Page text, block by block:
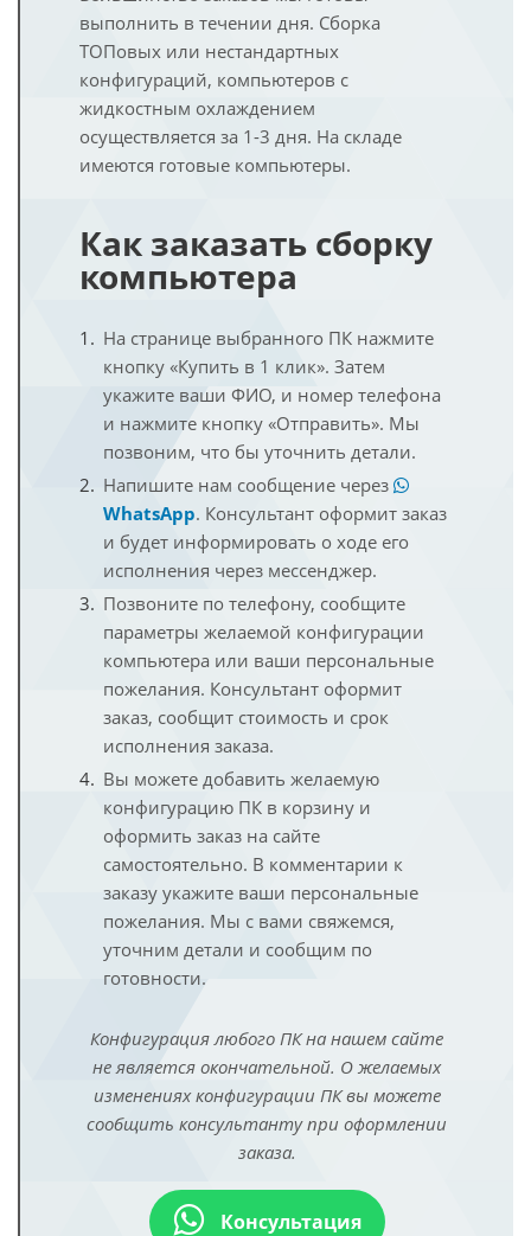
выполнить в течении дня. Сборка
ТОПовых или нестандартных
конфигураций, компьютеров с
жидкостным охлаждением
осуществляется за 1-3 дня. На складе
имеются готовые компьютеры.
Как заказать сборку
компьютера
На странице выбранного ПК нажмите
кнопку «Купить в 1 клик». Затем
укажите ваши ФИО, и номер телефона
и нажмите кнопку «Отправить». Мы
позвоним, что бы уточнить детали.
Напишите нам сообщение через
WhatsApp. Консультант оформит заказ
и будет информировать о ходе его
исполнения через мессенджер.
Позвоните по телефону, сообщите
параметры желаемой конфигурации
компьютера или ваши персональные
пожелания. Консультант оформит
заказ, сообщит стоимость и срок
исполнения заказа.
Вы можете добавить желаемую
конфигурацию ПК в корзину и
оформить заказ на сайте
самостоятельно. В комментарии к
заказу укажите ваши персональные
пожелания. Мы с вами свяжемся,
уточним детали и сообщим по
готовности.
Конфигурация любого ПК на нашем сайте
не является окончательной. О желаемых
изменениях конфигурации ПК вы можете
сообщить консультанту при оформлении
заказа.
Консультация